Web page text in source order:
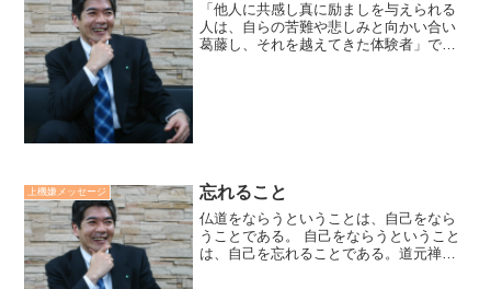
「他人に共感し真に励ましを与えられる
人は、自らの苦難や悲しみと向かい合い
葛藤し、それを越えてきた体験者」で
上機嫌メッセージ 忘れること
仏道をならうということは、自己をなら
うことである。 自己をならうということ
は、自己を忘れることである。道元禅師